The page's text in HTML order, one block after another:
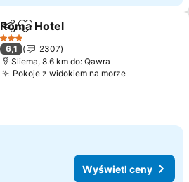
Udostępnij
Dodaj do ulubionych
Roma Hotel
3 Kategoria
6,1
2307
Sliema, 8.6 km do: Qawra
Pokoje z widokiem na morze
Wyświetl ceny